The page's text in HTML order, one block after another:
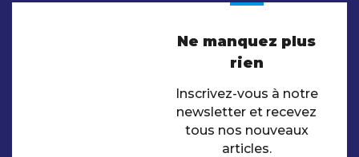
Ne manquez plus
rien
Inscrivez-vous à notre
newsletter et recevez
tous nos nouveaux
articles.